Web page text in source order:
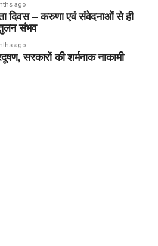
ago
दिवस – करुणा एवं संवेदनाओं से ही
संभव
ago
सरकारों की शर्मनाक नाकामी